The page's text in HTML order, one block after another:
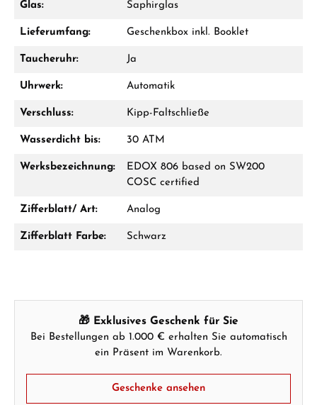
Glas: Saphirglas
Lieferumfang: Geschenkbox inkl. Booklet
Taucheruhr: Ja
Uhrwerk: Automatik
Verschluss: Kipp-Faltschließe
Wasserdicht bis: 30 ATM
Werksbezeichnung:
EDOX 806 based on SW200
COSC certified
Zifferblatt/ Art: Analog
Zifferblatt Farbe: Schwarz
🎁 Exklusives Geschenk für Sie
Bei Bestellungen ab 1.000 € erhalten Sie automatisch
ein Präsent im Warenkorb.
Geschenke ansehen